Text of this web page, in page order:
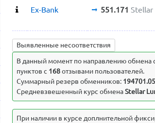
Ex-Bank 551.171 Stellar
Выявленные несоответствия
В данный момент по направлению обмена
пунктов с 168отзывами пользователей.
Суммарный резерв обменников:
Средневзвешенный курс обменаStellar
При наличии в курсе доплнительной